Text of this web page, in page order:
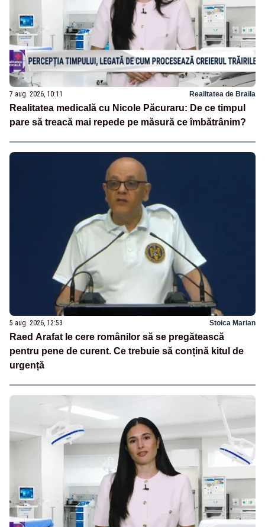
7 aug. 2026, 10:11 Realitatea de Braila
Realitatea medicală cu Nicole Păcuraru: De ce timpul
pare să treacă mai repede pe măsură ce îmbătrânim?
5 aug. 2026, 12:53 Stoica Marian
Raed Arafat le cere românilor să se pregătească
pentru pene de curent. Ce trebuie să conțină kitul de
urgență